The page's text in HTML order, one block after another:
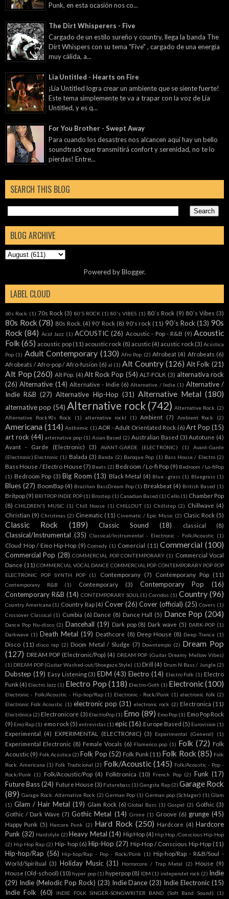
Punk, en esta ocasión nos co...
The Dirt Whisperers - Five
Cargado de un estilo sureño y country, llega la banda The
Dirt Whispers con su tema "Five" , cargado de una energía
muy cálida, a...
Lia Untitled - Hearts on Fire
¡Lia Untitled logra crear un ambiente que se siente fuerte!
Este tema simplemente te va a trapar con la voz de Lia
Untitled, y es q...
For You Brother - Swept Away
Para cuando los desastres nos alcancen aquí hay un bello
soundtrack que transmitirá confort y serenidad, no te lo
pierdas! Entre...
SEARCH THIS BLOG
BLOG ARCHIVE
Powered byBlogger.
LABEL CLOUD
60s Rock (1) 70s Rock (3) 80'S ROCK (1) 80's VIBES (1) 80´s Rock (9) 80´s Vibes (3)
80s Rock (78) 80s Rock. (4) 90' Rock (8) 90's rock (11) 90´s Rock (13) 90s
Rock (84) Acid Jazz (1) ACOUSTIC (26) Acoustic - Pop - R&B (9) Acoustic
Folk (65) acoustic pop (11) acoustic rock (8) acustic (4) acustic rock (3) Acústica
Pop (1) Adult Contemporary (130) Afro Pop (2) Afrobeat (4) Afrobeats (6)
Afrobeats / Afro-pop / Afro-fusion (6) al (1) Alt Country (126) Alt Folk (21)
Alt Pop (260) Alt Pop. (4) Alt Rock Pop (54) ALT-FOLK (3) alternativa rock
(26) Alternative (14) Alternative - Indie (6) Alternative / Indie (1) Alternative /
Indie R&B (27) Alternative Hip-Hop (31) Alternative Metal (180)
alternative pop (54) Alternative rock (742) Alternative Rock. (2)
Alternative Rock90s Rock
(1) alternative rockl (1) Ambient (7) Ambient Rock (2)
Americana (114) Anthemic (1) AOR - Adult Orientated Rock (6) Art Pop (15)
art rock (44) arternative pop (1) Asian Based (2) Australian Based (3) Autotune (4)
Avant - Garde (Electronic)
(3) AVANT-GARDE (ELECTRONIC) (1)
Avant-Garde
(Electronic).Electronic (1) Balada (3) Banda (2) Baroque Pop (1) Bass House / Electro (2)
Bass House / Electro House (7) Beats (2) Bedroom / Lo-fi Pop (9) Bedroom / Lo-fiPop
(1) Bedroom Pop (3) Big Room (13) Black Metal (4) Blue -grass (1) Bluegrass (1)
Blues (27) BoomBap (4) Brazilian BassDream Pop (1) Breakbeat (4) British Based (1)
Britpop (9) BRITPOP INDIE POP (1) Brostep (1) Canadian Based (1) Cello (1) Chamber Pop
(8) CHILDREN'S MUSIC (1) Chill House (1) CHILLOUT (1) Chillstep (2) Chillwave (4)
Christian (9) Christmas (2) Cinematic (11) Cinematic / Epic Music (2) Clasic Rock (5)
Classic Rock (189) Classic Sound (18) classical (8)
Classical/Instrumental (35) Classical/Instrumental - Electronic - Folk/Acoustic (1)
Cloud Hop / Emo Hip-Hop (9) Comedy (1) Comercial (11) Commercial (100)
Commercial Pop (28) COMMERCIAL POP CONTEMPORARY (1) Commercial Vocal
Dance (11) COMMERCIAL VOCAL DANCE COMMERCIAL POP CONTEMPORARY POP POP
ELECTRONIC POP SYNTH POP
(1) Contemporany (7) Contemporany Pop (11)
Contemporany R&B (1) Contemporary (3) Contemporary Pop
(16)
Contemporary R&B (14) CONTEMPORARY SOUL (1) Corridos (1) Country (96)
Country Americana (1) Country Rap (4) Cover (26) Cover (official) (25) Covers (1)
Crossover Classical (1) Cumbia (6) Dance (8) Dance Hall (5) Dance Pop (204)
Dance Pop Nu-disco (2) Dancehall (19) Dark pop (8) Dark wave (5) DARK-POP (1)
Darkwave (1) Death Metal (19) Deathcore (8) Deep House (8) Deep Trance (1)
Disco (11) disco rap (2) Doom Metal / Sludge (7) Downtempo (2) Dream Pop
(127) DREAM POP (Electronic/Pop) (4) DREAM POP (Guitar Dreamy Mellow Vibes)
(1) DREAM POP (Guitar Washed-out/Shoegaze Style) (1) Drill (4) Drum N Bass / Jungle (2)
Dubstep (19) Easy Listening (3) EDM (43) Electro (14) Electro Folk (1) Electro
Funk (4) Electro Jazz (1) Electro Pop (118) Electro-Goth (1) Electronic(100)
Electronic - Folk/Acoustic - Hip-hop/Rap (1) Electronic - Rock/Punk (1) electronic folk (2)
Electronic Folk Acoustic (1) electronic pop (31) electronic rock (2) Electronica (11)
Electrónica (2) Electronicore (3) ElectroPop (1) Emo (89) Emo Pop (1) Emo Pop Rock
(9) Emo Rap (1) emo rock (5) entrevistas (1) epic (16) Europe Based (5) Eurovision (1)
Experimental (4) EXPERIMENTAL (ELECTRONIC) (3) Experimental (General) (1)
Experimental Electronic (8) Female Vocals (6) Flamenco pop (1) Folk (72) Folk
Acoustic (9) Folk Acústica (2) Folk Pop (52) Folk Punk (11) Folk Rock (85) Folk
Rock. Americana (1) Folk Tradicional (2) Folk/Acoustic (145) Folk/Acoustic - Pop -
Rock/Punk (1) Folk/Acoustic/Pop (4) Folktronica (10) French Pop (2) Funk (17)
Future Bass (24) Future House (3) Futurebass (1) Gangsta Rap (2) Garage Rock
(89) Garage Rock. Alternative Rock (2) German Pop (1) German pop (Schlager) (1) Glam
(1) Glam / Hair Metal (19) Glam Rock (6) Global Bass (1) Gospel (2) Gothic (3)
Gothic / Dark Wave (7) Gothic Metal (14) Grime (1) Groove (6) grunge (45)
Happy Punk (5) Harcore Punk (2) Hard Rock (250) Hardcore (4) Hardcore
Punk (32) Hardstyle (2) Heavy Metal (14) Hip Hop (4) Hip Hop /Conscious Hip-Hop
(2) Hip Hop Rap (2) Hip- hop (6) Hip-Hop (27) Hip-Hop / Conscious Hip-Hop (11)
Hip-hop/Rap (56) Hip-hop/Rap - Pop - Rock/Punk (1) Hip-hop/Rap - R&B/Soul -
World/Spiritual (3) Holiday Music (31) Horrorcore / Trap Metal (2) House (9)
House (Old-school) (10) hyper pop (1) hyperpop (8) IDM (1) independet rock (2) Indie
(29) Indie (Melodic Pop Rock) (23) Indie Dance (23) Indie Electronic (15)
Indie Folk (60) INDIE FOLK SINGER-SONGWRITER BAND (Soft Band Sound) (1)